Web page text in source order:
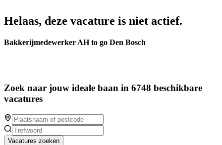
Helaas, deze vacature is niet actief.
Bakkerijmedewerker AH to go Den Bosch
Zoek naar jouw ideale baan in 6748 beschikbare
vacatures
Vacatures zoeken